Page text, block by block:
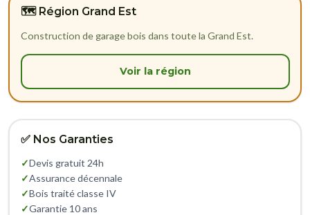
🗺️ Région Grand Est
Construction de garage bois dans toute la Grand Est.
Voir la région
✅ Nos Garanties
✓Devis gratuit 24h
✓Assurance décennale
✓Bois traité classe IV
✓Garantie 10 ans